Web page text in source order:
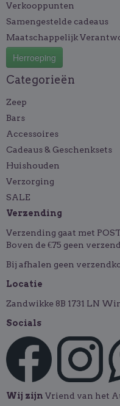
Verkooppunten
Samengestelde cadeaus
Maatschappelijk
Herroeping
Categorieën
Zeep
Bars
Accessoires
Cadeaus & Geschenksets
Huishouden
Verzorging
SALE
Verzending
Verzending gaat met
Boven de €75 geen
Bij afhalen geen
Locatie
Zandwikke 8B 1731 LN
Socials
Wij zijn Vriend van het